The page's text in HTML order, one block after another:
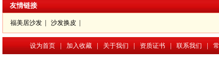
友情链接
福美居沙发 沙发换皮
设为首页 加入收藏 关于我们 资质证书 联系我们